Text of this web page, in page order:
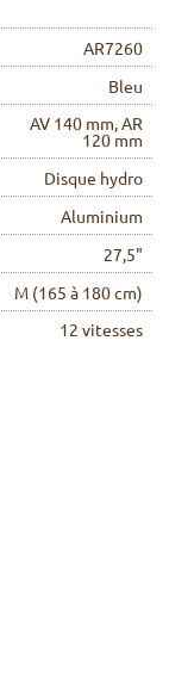
AR7260
Bleu
AV 140 mm, AR
120 mm
Disque hydro
Aluminium
27,5"
M (165 à 180 cm)
12 vitesses